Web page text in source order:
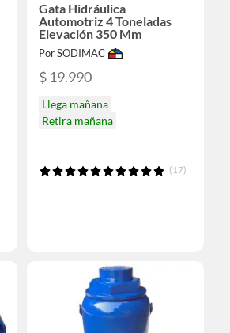
Gata Hidráulica
Automotriz 4 Toneladas
Elevación 350 Mm
Por SODIMAC
$ 19.990
Llega mañana
Retira mañana
(17)